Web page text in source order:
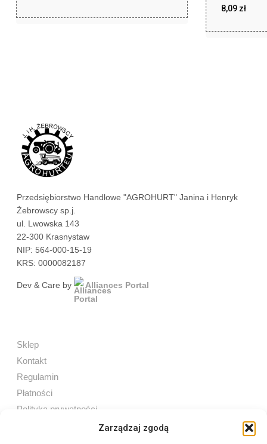
Zarządzaj zgodą
8,09 zł
Przedsiębiorstwo Handlowe "AGROHURT" Janina i Henryk
Żebrowscy sp.j.
ul. Lwowska 143
22-300 Krasnystaw
NIP: 564-000-15-19
KRS: 0000082187
Dev & Care by Alliances Portal
Sklep
Kontakt
Regulamin
Płatności
Polityka prywatności